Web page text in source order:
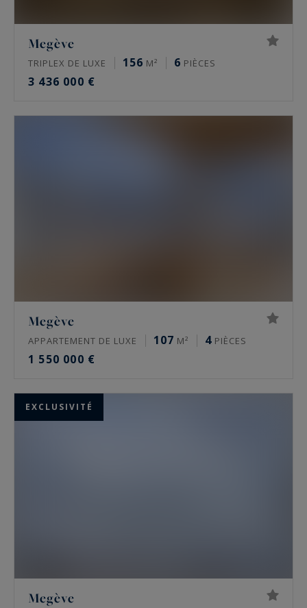
Megève
TRIPLEX DE LUXE 156 M² 6 PIÈCES
3 436 000 €
Megève
APPARTEMENT DE LUXE 107 M² 4 PIÈCES
1 550 000 €
EXCLUSIVITÉ
Megève